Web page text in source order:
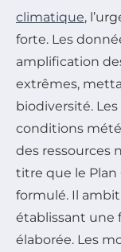
climatique,
forte. Les
amplification
extrêmes,
biodiversité.
conditions
des ressources
titre que le Plan
formulé. Il
établissant une
élaborée. Les